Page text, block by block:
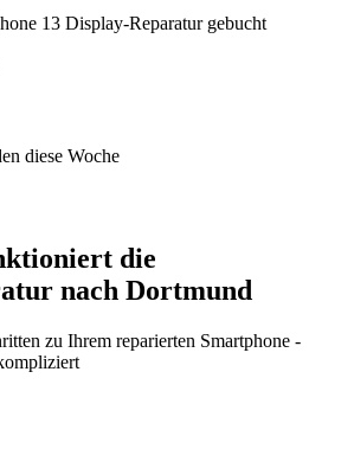
13 Display-Reparatur gebucht
diese Woche
die
nach Dortmund
zu Ihrem reparierten Smartphone -